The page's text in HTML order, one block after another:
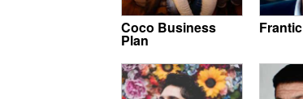
Coco Business
Plan
Frantic